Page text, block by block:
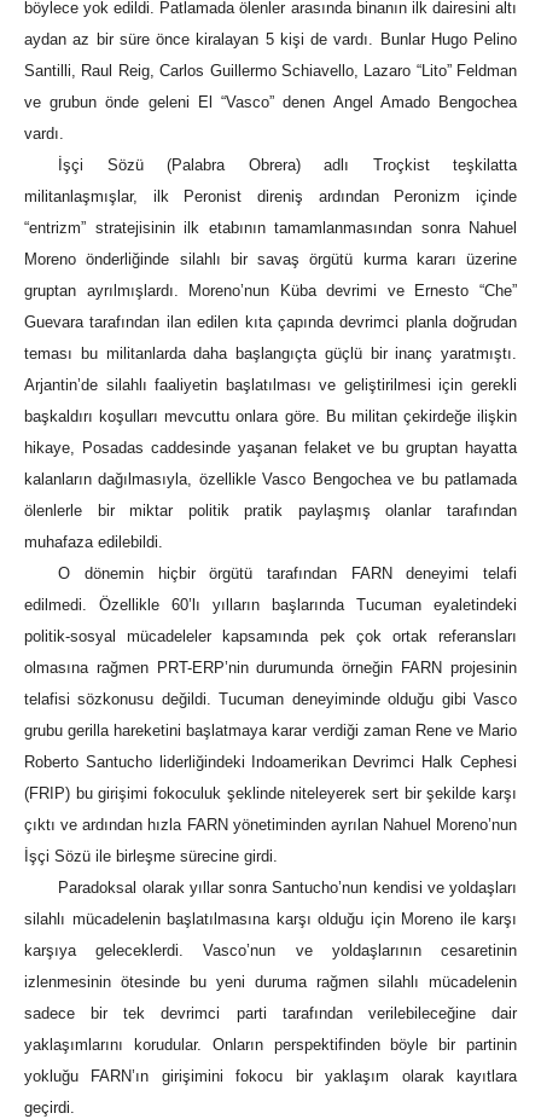
böylece yok edildi. Patlamada ölenler arasında binanın ilk dairesini altı
aydan az bir süre önce kiralayan 5 kişi de vardı. Bunlar Hugo Pelino
Santilli, Raul Reig, Carlos Guillermo Schiavello, Lazaro “Lito” Feldman
ve grubun önde geleni El “Vasco” denen Angel Amado Bengochea
vardı.
İşçi Sözü (Palabra Obrera) adlı Troçkist teşkilatta
militanlaşmışlar, ilk Peronist direniş ardından Peronizm içinde
“entrizm” stratejisinin ilk etabının tamamlanmasından sonra Nahuel
Moreno önderliğinde silahlı bir savaş örgütü kurma kararı üzerine
gruptan ayrılmışlardı. Moreno’nun Küba devrimi ve Ernesto “Che”
Guevara tarafından ilan edilen kıta çapında devrimci planla doğrudan
teması bu militanlarda daha başlangıçta güçlü bir inanç yaratmıştı.
Arjantin’de silahlı faaliyetin başlatılması ve geliştirilmesi için gerekli
başkaldırı koşulları mevcuttu onlara göre. Bu militan çekirdeğe ilişkin
hikaye, Posadas caddesinde yaşanan felaket ve bu gruptan hayatta
kalanların dağılmasıyla, özellikle Vasco Bengochea ve bu patlamada
ölenlerle bir miktar politik pratik paylaşmış olanlar tarafından
muhafaza edilebildi.
O dönemin hiçbir örgütü tarafından FARN deneyimi telafi
edilmedi. Özellikle 60’lı yılların başlarında Tucuman eyaletindeki
politik-sosyal mücadeleler kapsamında pek çok ortak referansları
olmasına rağmen PRT-ERP’nin durumunda örneğin FARN projesinin
telafisi sözkonusu değildi. Tucuman deneyiminde olduğu gibi Vasco
grubu gerilla hareketini başlatmaya karar verdiği zaman Rene ve Mario
Roberto Santucho liderliğindeki Indoamerikan Devrimci Halk Cephesi
(FRIP) bu girişimi fokoculuk şeklinde niteleyerek sert bir şekilde karşı
çıktı ve ardından hızla FARN yönetiminden ayrılan Nahuel Moreno’nun
İşçi Sözü ile birleşme sürecine girdi.
Paradoksal olarak yıllar sonra Santucho’nun kendisi ve yoldaşları
silahlı mücadelenin başlatılmasına karşı olduğu için Moreno ile karşı
karşıya geleceklerdi. Vasco’nun ve yoldaşlarının cesaretinin
izlenmesinin ötesinde bu yeni duruma rağmen silahlı mücadelenin
sadece bir tek devrimci parti tarafından verilebileceğine dair
yaklaşımlarını korudular. Onların perspektifinden böyle bir partinin
yokluğu FARN’ın girişimini fokocu bir yaklaşım olarak kayıtlara
geçirdi.